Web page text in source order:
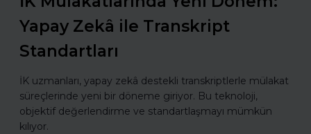
Yapay Zekâ ile Transkript
Standartları
İK uzmanları, yapay zekâ destekli transkriptlerle mülakat
süreçlerinde yeni bir döneme giriyor. Bu teknoloji,
objektif değerlendirme ve standartlaşmayı mümkün
kılıyor.